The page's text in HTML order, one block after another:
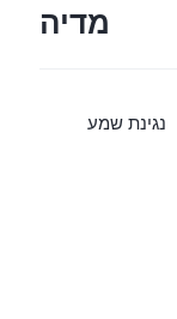
מדיה
נגינת שמע